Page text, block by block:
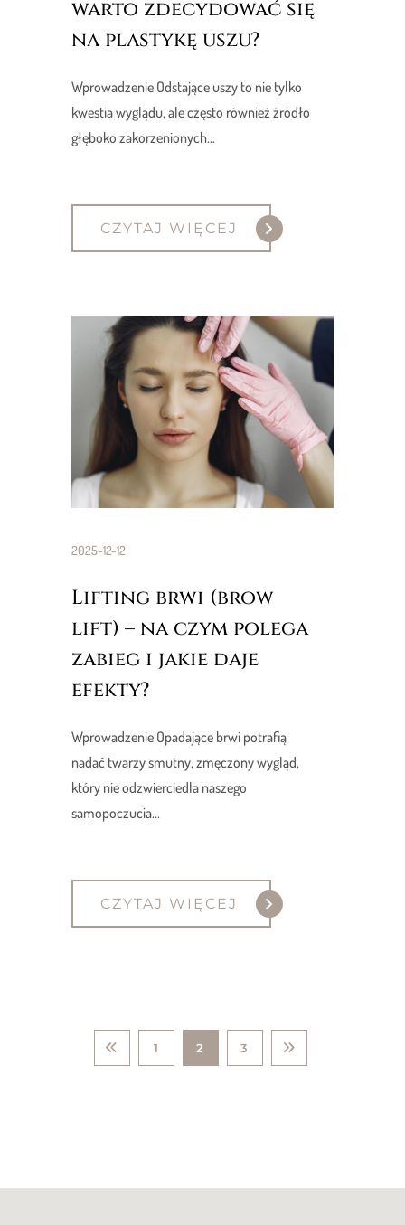
warto zdecydować się
na plastykę uszu?
Wprowadzenie Odstające uszy to nie tylko
kwestia wyglądu, ale często również źródło
głęboko zakorzenionych...
CZYTAJ WIĘCEJ
2025-12-12
Lifting brwi (brow
lift) – na czym polega
zabieg i jakie daje
efekty?
Wprowadzenie Opadające brwi potrafią
nadać twarzy smutny, zmęczony wygląd,
który nie odzwierciedla naszego
samopoczucia...
CZYTAJ WIĘCEJ
1 2 3